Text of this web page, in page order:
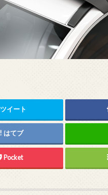
ツイート
はてブ
Pocket